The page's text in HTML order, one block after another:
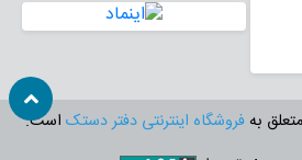
بهفروشگاه اینترنتی دفتر دستک است.